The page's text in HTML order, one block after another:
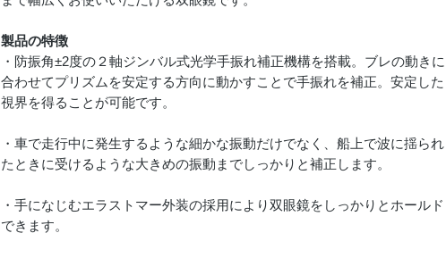
製品の特徴
・防振角±2度の２軸ジンバル式光学手振れ補正機構を搭載。ブレの動きに
合わせてプリズムを安定する方向に動かすことで手振れを補正。安定した
視界を得ることが可能です。
・車で走行中に発生するような細かな振動だけでなく、船上で波に揺られ
たときに受けるような大きめの振動までしっかりと補正します。
・手になじむエラストマー外装の採用により双眼鏡をしっかりとホールド
できます。